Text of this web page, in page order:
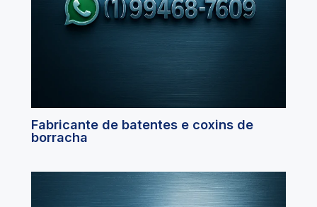
Fabricante de batentes e coxins de
borracha